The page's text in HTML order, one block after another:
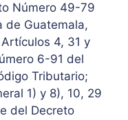
Número 49-79
de Guatemala,
4, 31 y
6-91 del
Tributario;
1) y 8), 10, 29
del Decreto